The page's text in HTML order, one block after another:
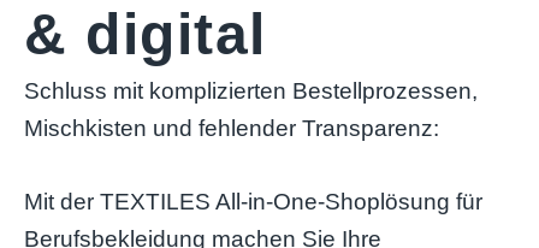
& digital
Schluss mit komplizierten Bestellprozessen,
Mischkisten und fehlender Transparenz:
Mit der TEXTILES All-in-One-Shoplösung für
Berufsbekleidung machen Sie Ihre